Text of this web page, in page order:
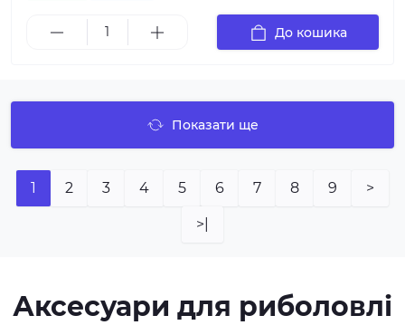
До кошика
Показати ще
1 2 3 4 5 6 7 8 9 >
>|
Аксесуари для риболовлі